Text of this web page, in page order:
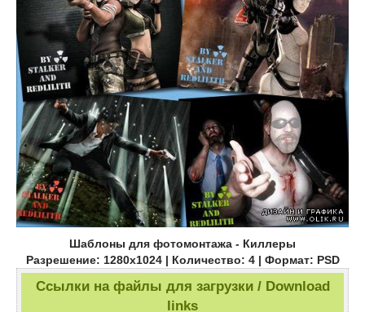
Шаблоны для фотомонтажа - Киллеры
Разрешение: 1280х1024 | Количество: 4 | Формат: PSD
Ссылки на файлы для загрузки / Download
links